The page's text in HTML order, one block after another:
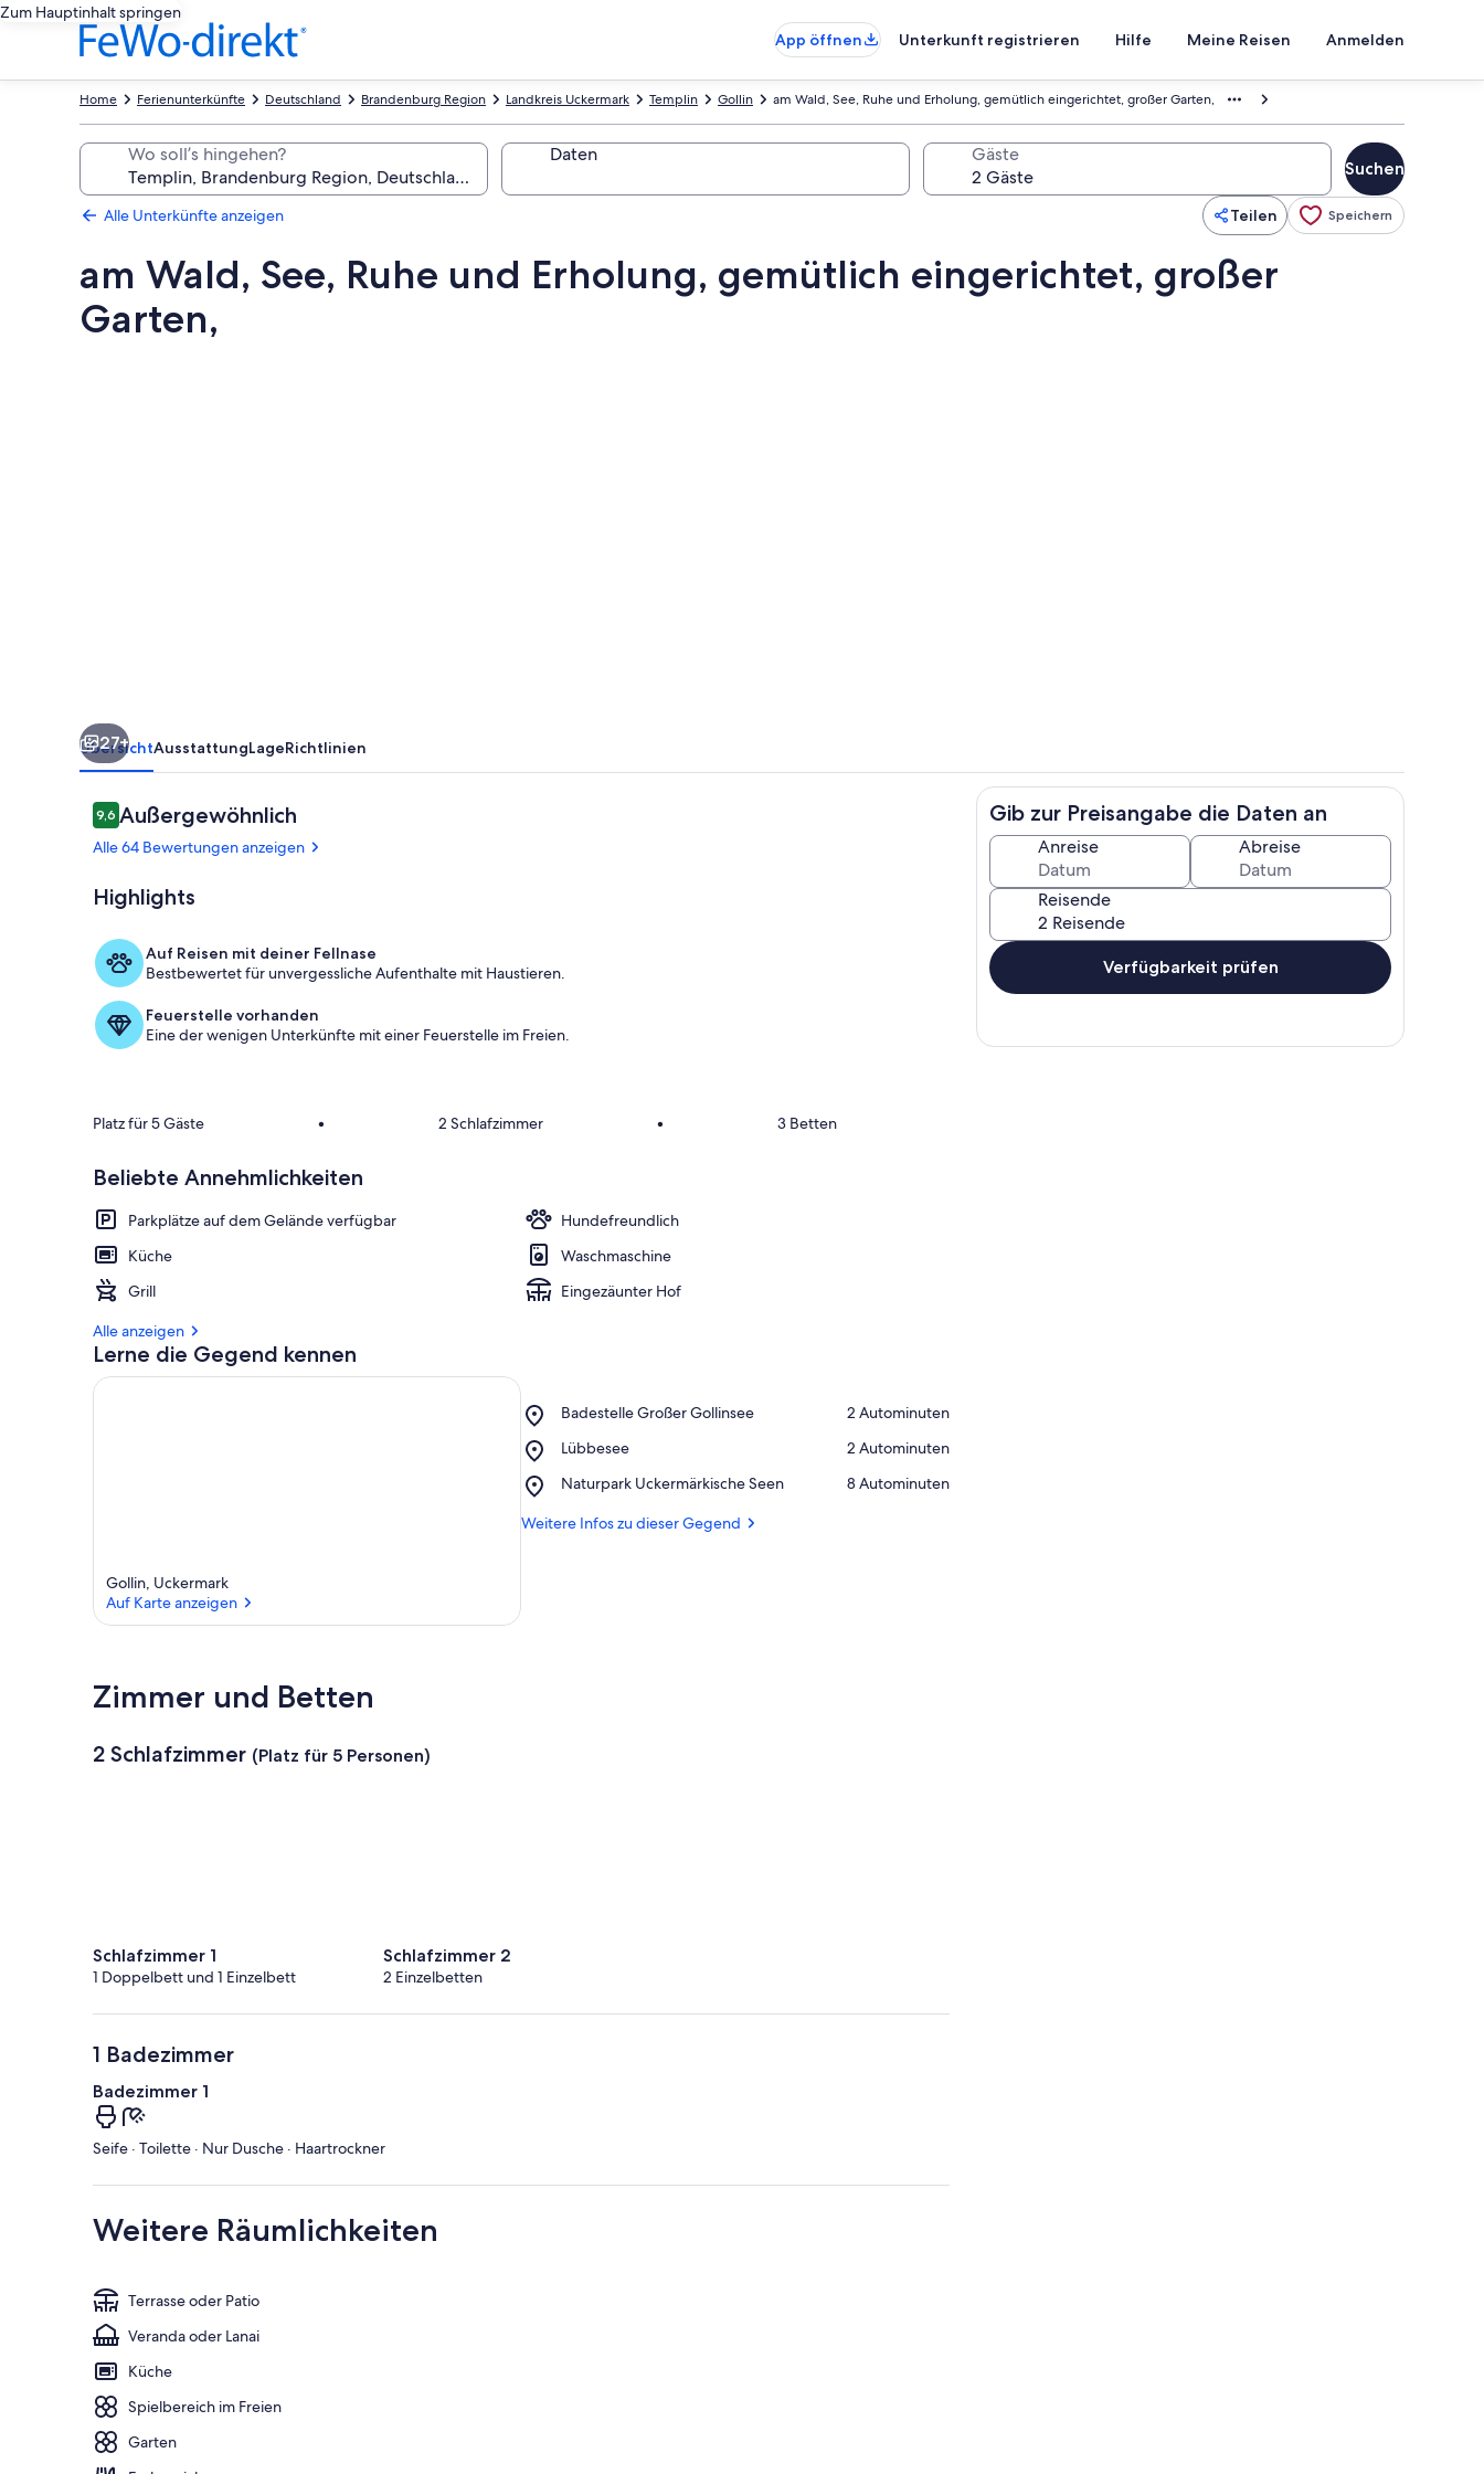
Zum Hauptinhalt springen
App öffnen
Unterkunft registrieren Hilfe Meine Reisen Anmelden
am Wald, See, Ruhe und Erholung, gemütlich eingerichtet, großer Garten,
Gollin
Templin
Landkreis Uckermark
Brandenburg Region
Deutschland
Ferienunterkünfte
Home
Wo soll’s hingehen? Daten Gäste
Suchen
Alle Unterkünfte anzeigen Teilen Speichern
am Wald, See, Ruhe und Erholung, gemütlich eingerichtet, großer
Garten,
Garten,
Wohn- und Essbereich Speisen im Freien
27+
ÜbersichtAusstattungLageRichtlinien
Bewertungen
9,69,6 von 10.
Außergewöhnlich
Alle 64 Bewertungen anzeigen
Highlights
Auf Reisen mit deiner Fellnase
Bestbewertet für unvergessliche Aufenthalte mit Haustieren.
Feuerstelle vorhanden
Eine der wenigen Unterkünfte mit einer Feuerstelle im Freien.
Platz für 5 Gäste • 2 Schlafzimmer • 3 Betten
Beliebte Annehmlichkeiten
Parkplätze auf dem Gelände verfügbar
Hundefreundlich
Küche
Waschmaschine
Grill
Eingezäunter Hof
Alle anzeigen
Lerne die Gegend kennen
Gollin, Uckermark
Auf Karte anzeigen
Badestelle Großer Gollinsee
Place,
Großer
‪2 Autominuten‬
Lübbesee
Place,
‪2 Autominuten‬
Naturpark Uckermärkische Seen
Place,
Uckermärkische
‪8 Autominuten‬
Weitere Infos zu dieser Gegend
Zimmer und Betten
2 Schlafzimmer (Platz für 5 Personen)
Schlafzimmer 1
1 Doppelbett und 1 Einzelbett
Schlafzimmer 2
2 Einzelbetten
1 Badezimmer
Badezimmer 1
Seife · Toilette · Nur Dusche · Haartrockner
Weitere Räumlichkeiten
Terrasse oder Patio
Veranda oder Lanai
Küche
Spielbereich im Freien
Garten
Gib zur Preisangabe die Daten an
Anreise Abreise
Reisende
Verfügbarkeit prüfen